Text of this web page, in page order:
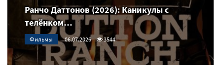
Ранчо Даттонов (2026): Каникулы с
телёнком…
Фильмы 06.07.2026 3544